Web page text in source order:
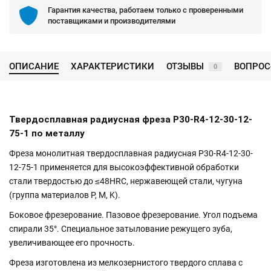
Гарантия качества, работаем только с проверенными
поставщиками и производителями
ОПИСАНИЕ ХАРАКТЕРИСТИКИ ОТЗЫВЫ 0
Твердосплавная радиусная фреза P30-R4-12-30-12-
75-1 по металлу
Фреза монолитная твердосплавная радиусная P30-R4-12-30-
12-75-1 применяется для высокоэффективной обработки
стали твердостью до ≤48HRC, нержавеющей стали, чугуна
(группа материалов P, M, K).
Боковое фрезерование. Пазовое фрезерование. Угол подъема
спирали 35°. Специальное затылование режущего зуба,
увеличивающее его прочность.
Фреза изготовлена из мелкозернистого твердого сплава с